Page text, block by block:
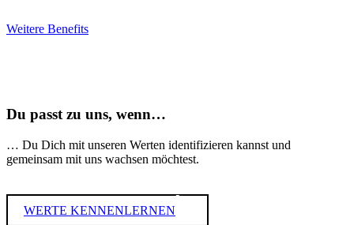
Weitere Benefits
Du passt zu uns, wenn…
… Du Dich mit unseren Werten identifizieren kannst und
gemeinsam mit uns wachsen möchtest.
WERTE KENNENLERNEN